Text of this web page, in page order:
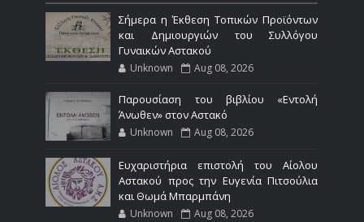
Σήμερα η Έκθεση Τοπικών Προϊόντων
και Δημιουργιών του Συλλόγου
Γυναικών Αστακού
Unknown Aug 08, 2026
Παρουσίαση του βιβλίου «Εντολή
Άνωθεν» στον Αστακό
Unknown Aug 08, 2026
Ευχαριστήρια επιστολή του Αίολου
Αστακού προς την Ευγενία Πιτσούλια
και Θωμά Μπαρμπάνη
Unknown Aug 08, 2026